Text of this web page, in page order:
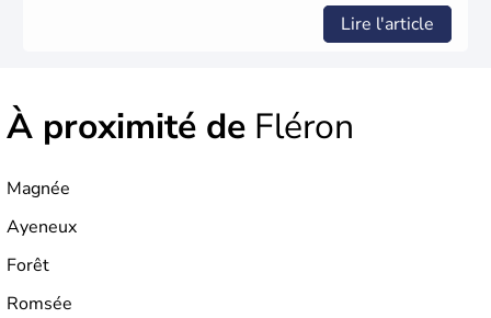
Lire l'article
À proximité de Fléron
Magnée
Ayeneux
Forêt
Romsée